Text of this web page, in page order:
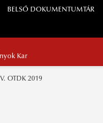
BELSŐ DOKUMENTUMTÁR
Kar
OTDK 2019